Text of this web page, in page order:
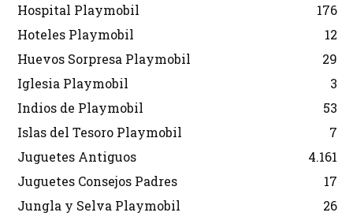
Hospital Playmobil
176
Hoteles Playmobil
12
Huevos Sorpresa Playmobil
29
Iglesia Playmobil
3
Indios de Playmobil
53
Islas del Tesoro Playmobil
7
Juguetes Antiguos
4.161
Juguetes Consejos Padres
17
Jungla y Selva Playmobil
26